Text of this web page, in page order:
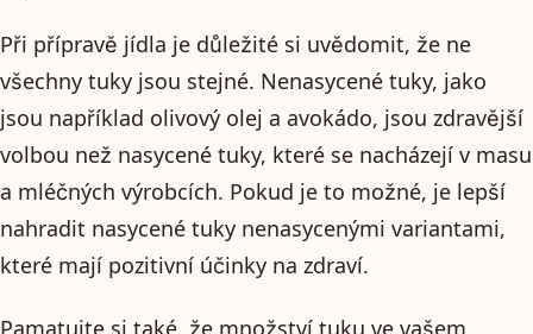
Při přípravě jídla je důležité si uvědomit, že ne
všechny tuky jsou stejné. Nenasycené tuky, jako
jsou například olivový olej a avokádo, jsou zdravější
volbou než nasycené tuky, které se nacházejí v masu
a mléčných výrobcích. Pokud je to možné, je lepší
nahradit nasycené tuky nenasycenými variantami,
které mají pozitivní účinky na zdraví.
Pamatujte si také, že množství tuku ve vašem